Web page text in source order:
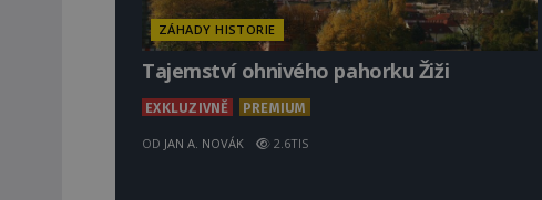
ZÁHADY HISTORIE
Tajemství ohnivého pahorku Žiži
EXKLUZIVNĚ PREMIUM
OD JAN A. NOVÁK 2.6TIS